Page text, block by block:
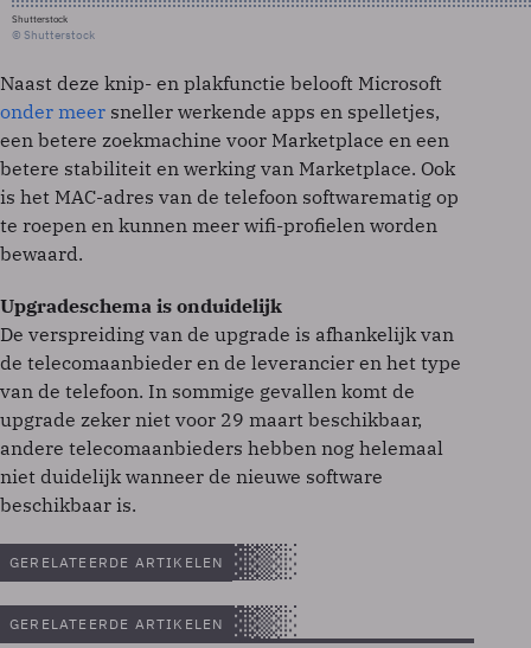
Shutterstock
© Shutterstock
Naast deze knip- en plakfunctie belooft Microsoft
onder meer sneller werkende apps en spelletjes,
een betere zoekmachine voor Marketplace en een
betere stabiliteit en werking van Marketplace. Ook
is het MAC-adres van de telefoon softwarematig op
te roepen en kunnen meer wifi-profielen worden
bewaard.
Upgradeschema is onduidelijk
De verspreiding van de upgrade is afhankelijk van
de telecomaanbieder en de leverancier en het type
van de telefoon. In sommige gevallen komt de
upgrade zeker niet voor 29 maart beschikbaar,
andere telecomaanbieders hebben nog helemaal
niet duidelijk wanneer de nieuwe software
beschikbaar is.
GERELATEERDE ARTIKELEN
GERELATEERDE ARTIKELEN